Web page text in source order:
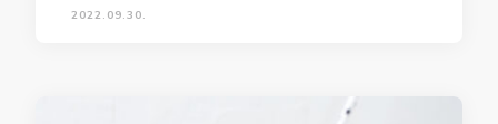
2022.09.30.